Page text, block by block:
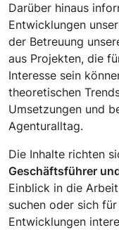
Darüber hinaus
Entwicklungen
der Betreuung
aus Projekten, die
Interesse sein
theoretischen
Umsetzungen und
Agenturalltag.
Die Inhalte richten
Geschäftsführer
Einblick in die
suchen oder sich
Entwicklungen